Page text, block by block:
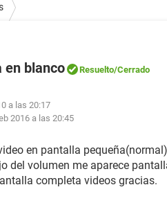
en blanco Resuelto/Cerrado
a las 20:17
2016 a las 20:45
en pantalla
del volumen me aparece
completa videos gracias.